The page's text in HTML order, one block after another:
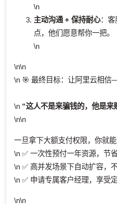
\n
主动沟通 + 保持耐心：客
点，他们愿意帮你一把。
\n
\n\n
\n 🎯 最终目标：让阿里云相
\n “这人不是来骗钱的，他是来
\n\n
一旦拿下大额支付权限，你就能
\n ✅ 一次性预付一年资源，节
\n ✅ 高并发场景下自动扩容，
\n ✅ 申请专属客户经理，享受
\n\n